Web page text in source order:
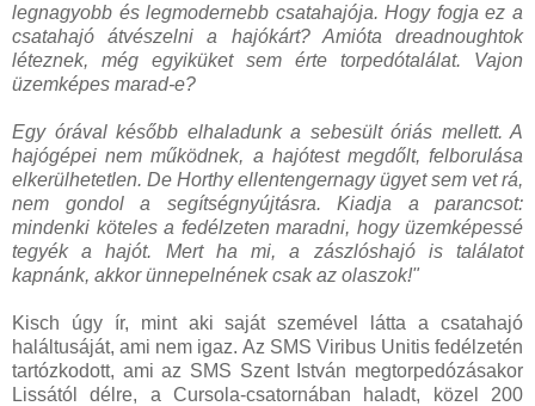
legnagyobb és legmodernebb csatahajója. Hogy fogja ez a
csatahajó átvészelni a hajókárt? Amióta dreadnoughtok
léteznek, még egyiküket sem érte torpedótalálat. Vajon
üzemképes marad-e?
Egy órával később elhaladunk a sebesült óriás mellett. A
hajógépei nem működnek, a hajótest megdőlt, felborulása
elkerülhetetlen. De Horthy ellentengernagy ügyet sem vet rá,
nem gondol a segítségnyújtásra. Kiadja a parancsot:
mindenki köteles a fedélzeten maradni, hogy üzemképessé
tegyék a hajót. Mert ha mi, a zászlóshajó is találatot
kapnánk, akkor ünnepelnének csak az olaszok!"
Kisch úgy ír, mint aki saját szemével látta a csatahajó
haláltusáját, ami nem igaz. Az SMS Viribus Unitis fedélzetén
tartózkodott, ami az SMS Szent István megtorpedózásakor
Lissától délre, a Cursola-csatornában haladt, közel 200